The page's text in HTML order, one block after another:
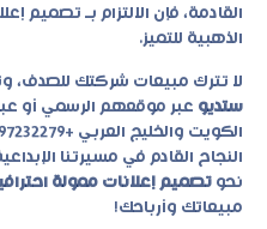
القادمة، فإن الالتزام بـ تصميم
الذهبية للتميز.
لا تترك مبيعات شركتك للصدف،
ستديو عبر موقعهم الرسمي أو عبر
الكويت والخليج العربي +96597232279
النجاح القادم في مسيرتنا
نحو تصميم إعلانات ممولة
مبيعاتك وأرباحك!